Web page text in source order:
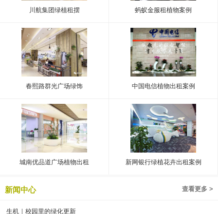
川航集团绿植租摆 蚂蚁金服租植物案例
春熙路群光广场绿饰 中国电信植物出租案例
城南优品道广场植物出租 新网银行绿植花卉出租案例
查看更多 >
新闻中心
生机｜校园里的绿化更新